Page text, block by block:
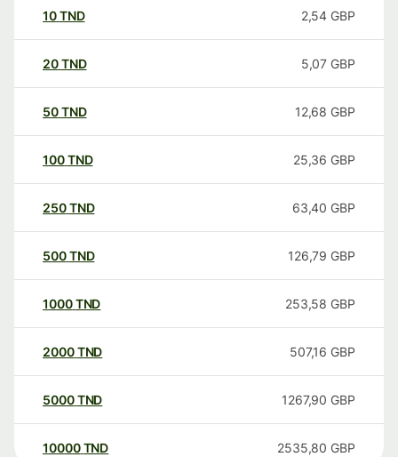
10TND 2,54 GBP
20TND 5,07 GBP
50TND 12,68 GBP
100TND 25,36 GBP
250TND 63,40 GBP
500TND 126,79 GBP
1000TND 253,58 GBP
2000TND 507,16 GBP
5000TND 1267,90 GBP
10000 TND 2535,80 GBP